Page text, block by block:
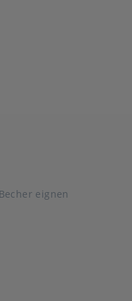
eignen